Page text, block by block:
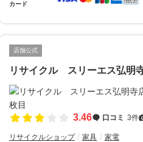
カード
店舗公式
リサイクル スリーエス弘明
3.46 口コミ 3件
リサイクルショップ 家具 家電